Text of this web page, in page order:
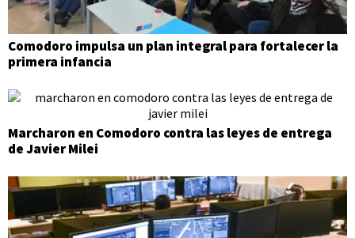
Comodoro impulsa un plan integral para fortalecer la
primera infancia
Marcharon en Comodoro contra las leyes de entrega
de Javier Milei